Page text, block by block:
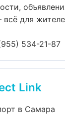
для
534-21-87
Link
в Самара